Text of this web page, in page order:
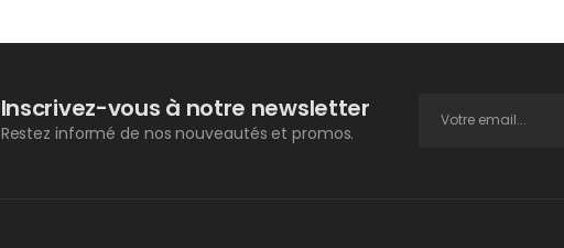
Inscrivez-vous à notre newsletter
Restez informé de nos nouveautés et promos.